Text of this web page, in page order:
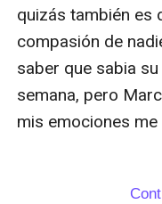
quizás también es
compasión de
saber que sabia
semana, pero
mis emociones